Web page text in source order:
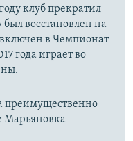
клуб прекратил
был восстановлен на
в Чемпионат
года играет во
преимущественно
Марьяновка